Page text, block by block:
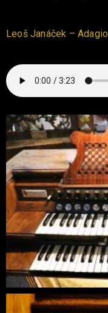
Leoš Janáček – Adagio